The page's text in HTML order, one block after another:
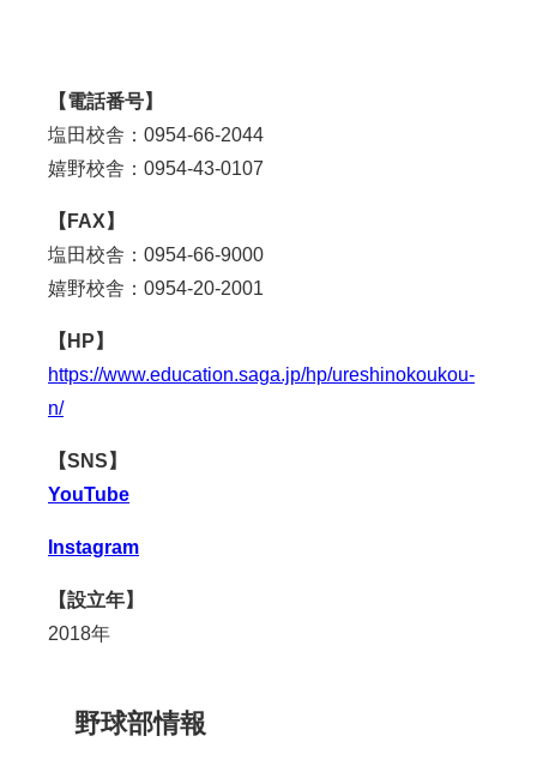
【電話番号】
塩田校舎：0954-66-2044
嬉野校舎：0954-43-0107
【FAX】
塩田校舎：0954-66-9000
嬉野校舎：0954-20-2001
【HP】
https://www.education.saga.jp/hp/ureshinokoukou-
n/
【SNS】
YouTube
Instagram
【設立年】
2018年
野球部情報